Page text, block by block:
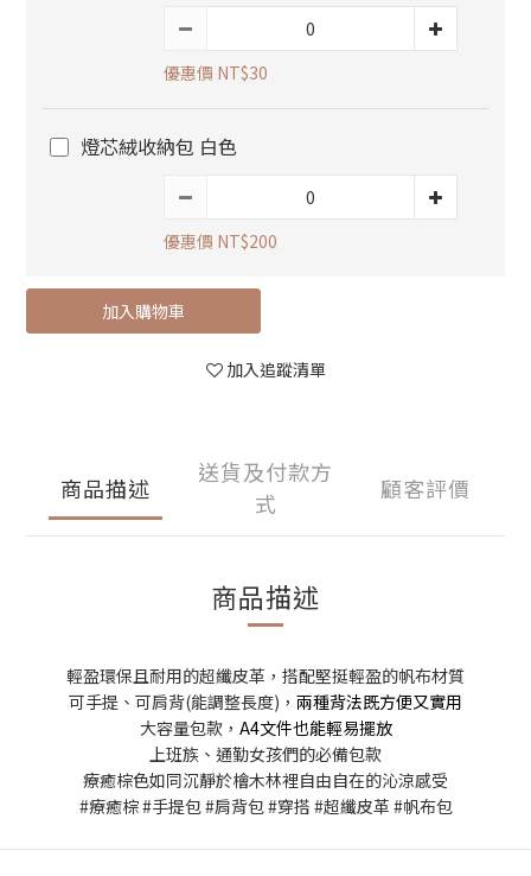
優惠價 NT$30
燈芯絨收納包 白色
優惠價 NT$200
加入購物車
加入追蹤清單
商品描述
送貨及付款方
式
顧客評價
商品描述
輕盈環保且耐用的超纖皮革，搭配堅挺輕盈的帆布材質
可手提、可肩背(能調整長度)， 兩種背法既方便又實用
大容量包款， A4文件也能輕易擺放
上班族、通勤女孩們的必備包款
療癒棕色如同沉靜於檜木林裡自由自在的沁涼感受
#療癒棕 #手提包 #肩背包 #穿搭 #超纖皮革 #帆布包